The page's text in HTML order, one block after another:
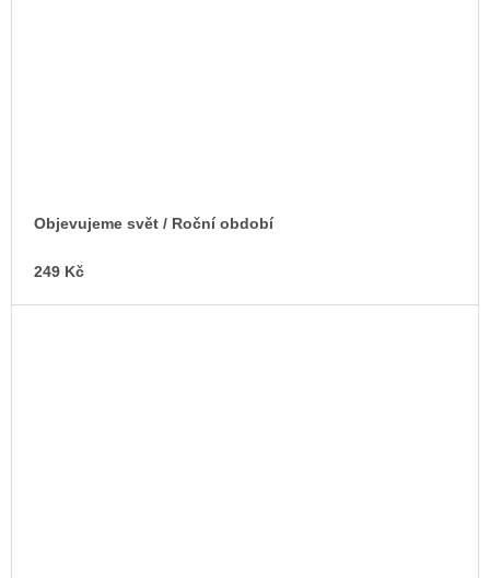
Objevujeme svět / Roční období
249 Kč